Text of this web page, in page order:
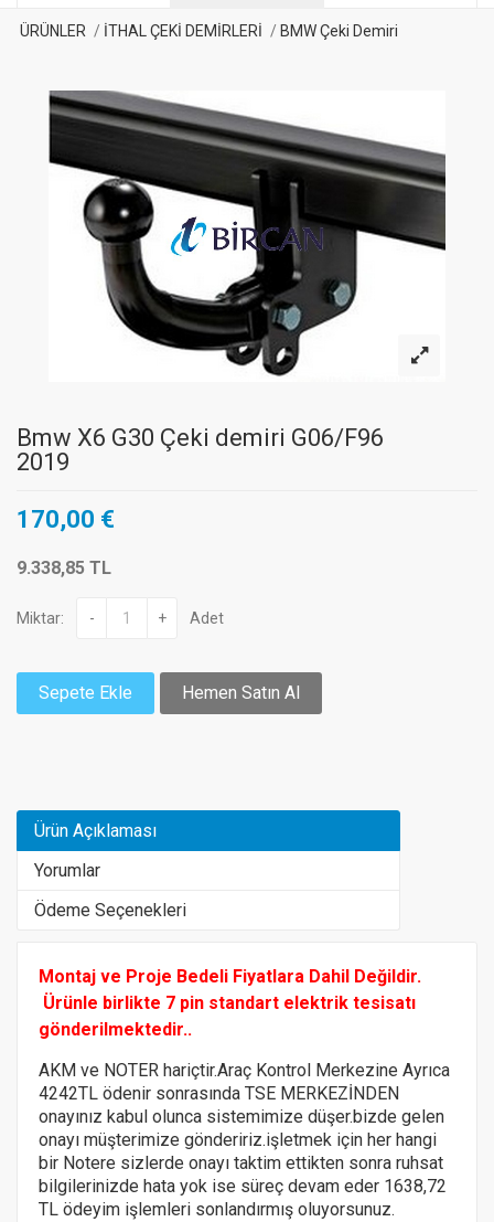
ÜRÜNLER İTHAL ÇEKİ DEMİRLERİ BMW Çeki Demiri
Bmw X6 G30 Çeki demiri G06/F96
2019
170,00 €
9.338,85 TL
Miktar: - + Adet
Sepete Ekle Hemen Satın Al
Ürün Açıklaması
Yorumlar
Ödeme Seçenekleri
Montaj ve Proje Bedeli Fiyatlara Dahil Değildir.
Ürünle birlikte 7 pin standart elektrik tesisatı
gönderilmektedir..
AKM ve NOTER hariçtir.Araç Kontrol Merkezine Ayrıca
4242TL ödenir sonrasında TSE MERKEZİNDEN
onayınız kabul olunca sistemimize düşer.bizde gelen
onayı müşterimize göndeririz.işletmek için her hangi
bir Notere sizlerde onayı taktim ettikten sonra ruhsat
bilgilerinizde hata yok ise süreç devam eder 1638,72
TL ödeyim işlemleri sonlandırmış oluyorsunuz.